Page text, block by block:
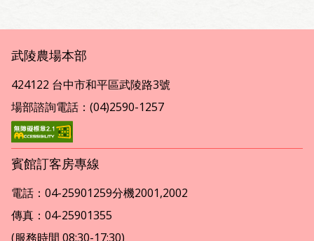
武陵農場本部
424122 台中市和平區武陵路3號
場部諮詢電話：(04)2590-1257
賓館訂客房專線
電話：04-25901259分機2001,2002
傳真：04-25901355
(服務時間 08:30-17:30)